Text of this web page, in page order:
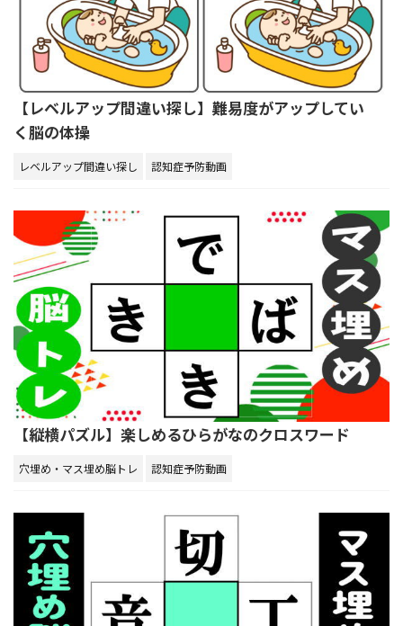
【レベルアップ間違い探し】難易度がアップしてい
く脳の体操
レベルアップ間違い探し 認知症予防動画
【縦横パズル】楽しめるひらがなのクロスワード
穴埋め・マス埋め脳トレ 認知症予防動画